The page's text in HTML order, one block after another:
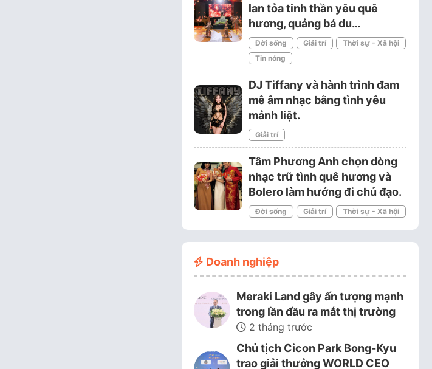
lan tỏa tinh thần yêu quê
hương, quảng bá du…
Đời sống Giải trí
Thời sự - Xã hội
Tin nóng
DJ Tiffany và hành trình đam
mê âm nhạc bằng tình yêu
mảnh liệt.
Giải trí
Tâm Phương Anh chọn dòng
nhạc trữ tình quê hương và
Bolero làm hướng đi chủ đạo.
Đời sống Giải trí Thời sự - Xã hội
Doanh nghiệp
Meraki Land gây ấn tượng mạnh
trong lần đầu ra mắt thị trường
2 tháng trước
Chủ tịch Cicon Park Bong-Kyu
trao giải thưởng WORLD CEO